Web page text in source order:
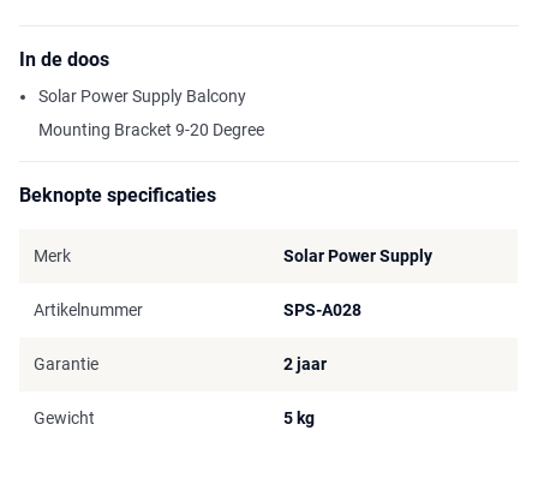
In de doos
Solar Power Supply Balcony
Mounting Bracket 9-20 Degree
Beknopte specificaties
Merk Solar Power Supply
Artikelnummer SPS-A028
Garantie 2 jaar
Gewicht 5 kg